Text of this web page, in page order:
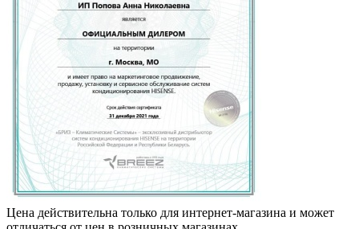
Цена действительна только для интернет-магазина и может